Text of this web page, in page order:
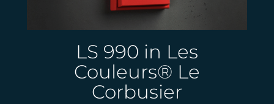
LS 990 in Les
Couleurs® Le
Corbusier